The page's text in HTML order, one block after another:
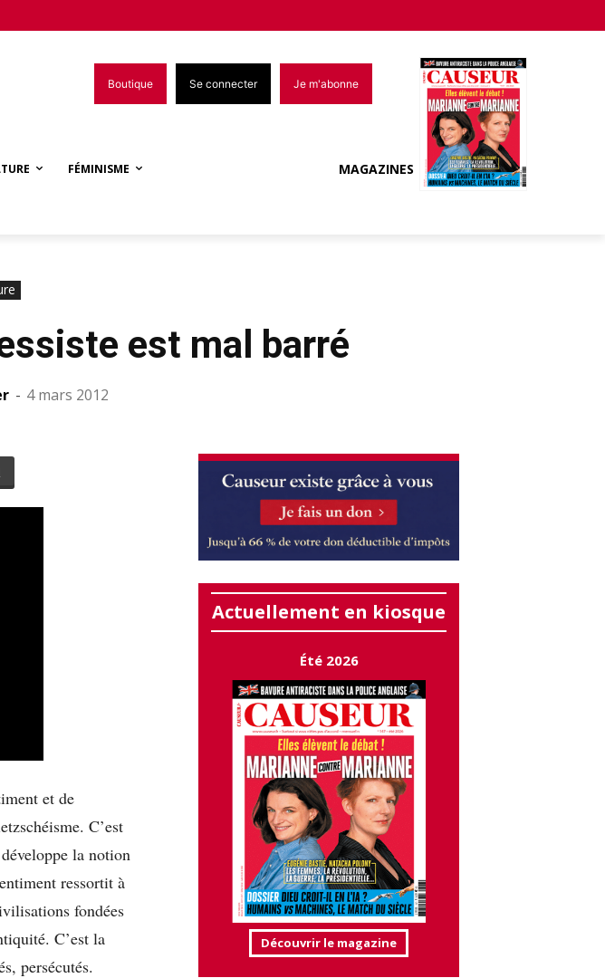
Boutique Se connecter Je m'abonne
FÉMINISME MAGAZINES
est mal barré
- 4 mars 2012
et de
C’est
la notion
ressortit à
fondées
C’est la
persécutés.
Actuellement en kiosque
Été 2026
Découvrir le magazine